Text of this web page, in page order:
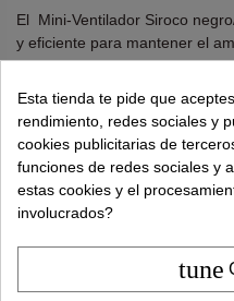
El Mini-Ventilador Siroco
y eficiente para mantener el
ventilador proporciona una
lugar donde se necesite una
¿Necesitas ayuda?tel.
Esta tienda te pide que
rendimiento, redes sociales y
cookies publicitarias de
funciones de redes sociales y
estas cookies y el
involucrados?
tune